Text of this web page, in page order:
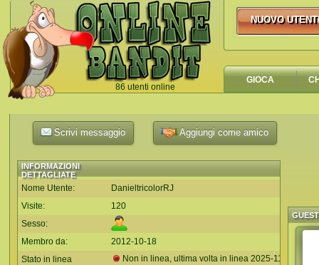
86 utenti online
`
NUOVO
NUOVO
GIOCA
Scrivi messaggio Aggiungi come amico
INFORMAZIONI
DETTAGLIATE
Nome Utente:
DanieltricolorRJ
Visite:
120
Sesso:
Membro da:
2012-10-18
Stato in linea
Non in linea, ultima volta in linea 2025-11-09